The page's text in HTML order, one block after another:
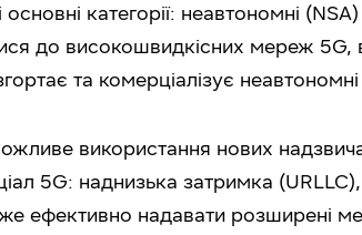
категорії: неавтономні
до високошвидкісних мереж
та комерціалізує
використання нових
5G: наднизька затримка
ефективно надавати розширені